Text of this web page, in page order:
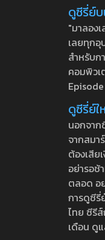
ดูซีรี่ย์
"มาลอง
เลยทุกอุ
สำหรับก
คอมพิวเ
ดูซีรี่ย์
นอกจาก
จากสมา
ต้องเสีย
อย่ารอช้
ตลอด อ
การดูซีรี่
ไทย ซีรี
เดือน ดู